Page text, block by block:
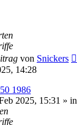
von Snickers
14:28
1986
2025, 15:31 » in